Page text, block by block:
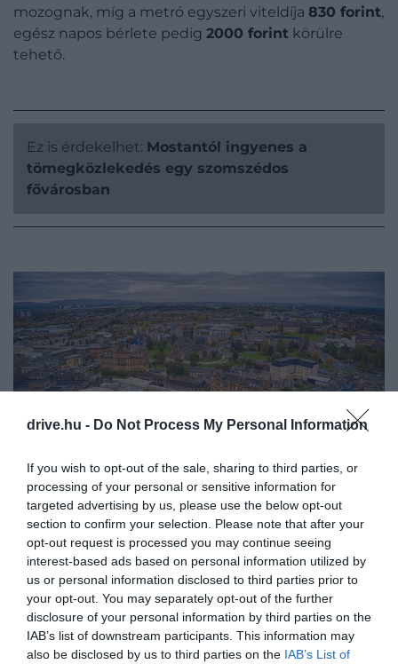
drive.hu - Do Not Process My Personal Information
If you wish to opt-out of the sale, sharing to third parties, or
processing of your personal or sensitive information for
targeted advertising by us, please use the below opt-out
section to confirm your selection. Please note that after your
opt-out request is processed you may continue seeing
interest-based ads based on personal information utilized by
us or personal information disclosed to third parties prior to
your opt-out. You may separately opt-out of the further
disclosure of your personal information by third parties on the
IAB’s list of downstream participants. This information may
also be disclosed by us to third parties on the IAB’s List of
mozognak, míg a metró egyszeri viteldíja 830 forint,
egész napos bérlete pedig 2000 forint körülre
tehető.
Ez is érdekelhet: Mostantól ingyenes a
tömegközlekedés egy szomszédos
fővárosban
Glasgow, Skócia
Skóciában egyébként a22 év alattiakés a 60 év
felettiek már most is ingyen utazhatnak a Nemzeti
Jogosultsági Kártya (NEC) használatával. Az
ingyenes városi közlekedés ötlete 2021-ben merült
fel először, amikor a skót kormány vizsgálni kezdte,
hogy azkárosanyag-kibocsátáscsökkentése és a
társadalmi befogadásnövelése érdekében